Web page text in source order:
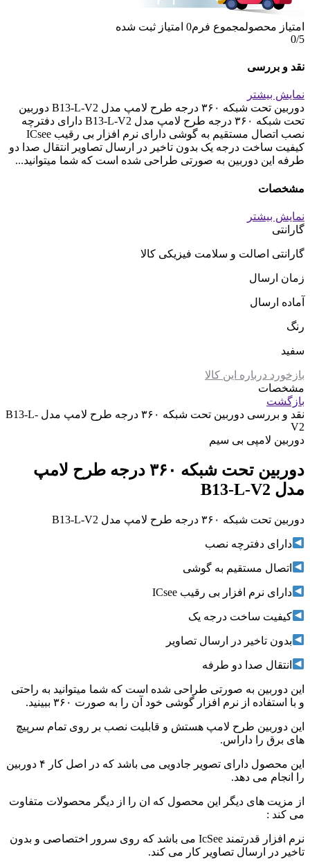
امتیاز محصولمجموع فرم0 امتیاز ثبت شده
0/5
نقد و بررسی
نمایش بیشتر
دوربین تحت شبکه ۳۶۰ درجه طرح لامپ مدل B13-L-V2 دوربین
تحت شبکه ۳۶۰ درجه طرح لامپ مدل B13-L-V2 دارای دفترچه
نصب اتصال مستقیم به گوشی دارای نرم افزار بی رقیب ICsee
کیفیت ساخت درجه یک بدون تاخیر در ارسال تصاویر انتقال صدا دو
طرفه این دوربین به صورتی طراحی شده است که شما میتوانید...
مشخصات
نمایش بیشتر
گارانتی
گارانتی اصالت و سلامت فیزیکی کالا
زمان ارسال
آماده ارسال
رنگ
سفید
بازخورد درباره این کالا
مشخصات
بازگشت
نقد و بررسی
دوربین تحت شبکه ۳۶۰ درجه طرح لامپ مدل B13-L-
V2
دوربین لامپی بی سیم
دوربین تحت شبکه ۳۶۰ درجه طرح لامپ
مدل B13-L-V2
دوربین تحت شبکه ۳۶۰ درجه طرح لامپ مدل B13-L-V2
دارای دفترچه نصب
اتصال مستقیم به گوشی
دارای نرم افزار بی رقیب ICsee
کیفیت ساخت درجه یک
بدون تاخیر در ارسال تصاویر
انتقال صدا دو طرفه
این دوربین به صورتی طراحی شده است که شما میتوانید به راحتی
و با استفاده از نرم افزار گوشی خود آن را به صورت ۳۶۰ ببینید.
این دوربین طرح لامپ هستش و قابلیت نصب بر روی تمام سرپیچ
های برق را داراس.
این محصول دارای تصویر جادویی می باشد که در اصل کار ۴ دوربین
را انجام می دهد.
از مزیت های دیگر این محصول که ان را از دیگر محصولات متفاوت
می کند :
نرم افزار قدرتمند IcSee می باشد که روی سرور اختصاصی و بدون
تاخیر در ارسال تصاویر کار می کند.